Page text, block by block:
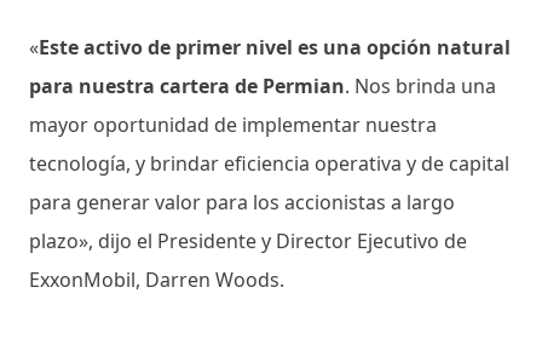
«Este activo de primer nivel es una opción natural
para nuestra cartera de Permian. Nos brinda una
mayor oportunidad de implementar nuestra
tecnología, y brindar eficiencia operativa y de capital
para generar valor para los accionistas a largo
plazo», dijo el Presidente y Director Ejecutivo de
ExxonMobil, Darren Woods.